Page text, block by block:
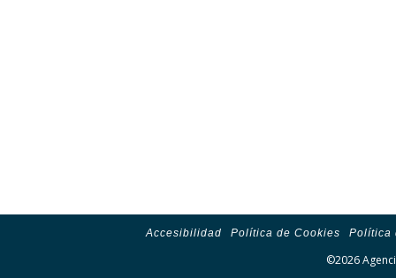
Accesibilidad Política de Cookies Política
©2026